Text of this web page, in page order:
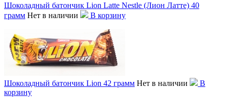
Шоколадный батончик Lion Latte Nestle (Лион Латте) 40
грамм Нет в наличии В корзину
Шоколадный батончик Lion 42 грамм Нет в наличии
В
корзину